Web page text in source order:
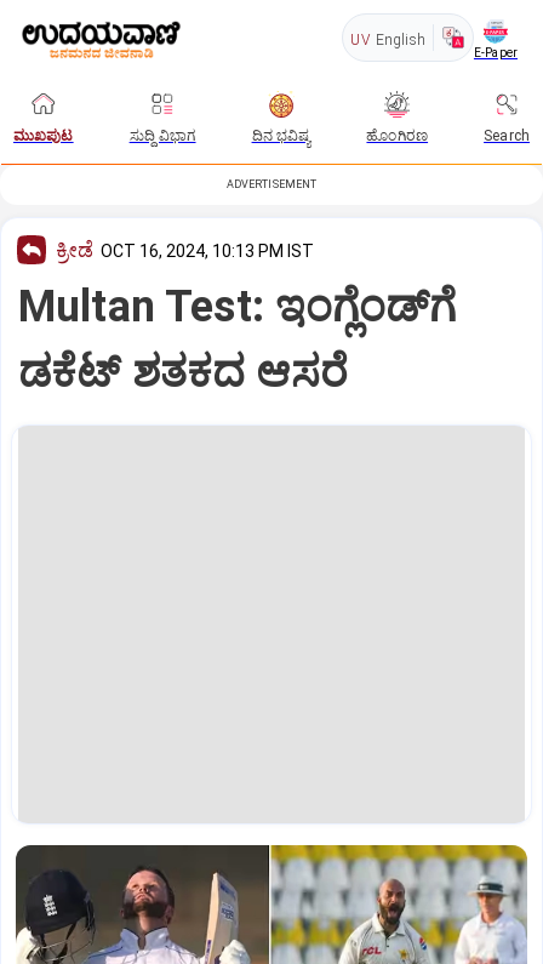
UV English
E-Paper
ಮುಖಪುಟ ಸುದ್ದಿ ವಿಭಾಗ ದಿನ ಭವಿಷ್ಯ ಹೊಂಗಿರಣ Search
ADVERTISEMENT
ಕ್ರೀಡೆ OCT 16, 2024, 10:13 PM IST
Multan Test: ಇಂಗ್ಲೆಂಡ್‌ಗೆ
ಡಕೆಟ್‌ ಶತಕದ ಆಸರೆ